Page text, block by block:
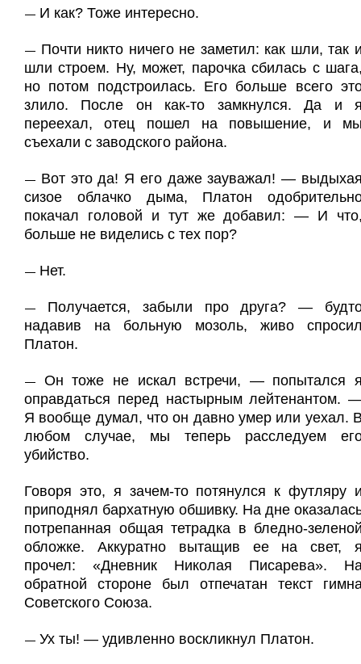
— И как? Тоже интересно.
— Почти никто ничего не заметил: как шли, так
шли строем. Ну, может, парочка сбилась с
но потом подстроилась. Его больше всего
злило. После он как-то замкнулся. Да и
переехал, отец пошел на повышение, и
съехали с заводского района.
— Вот это да! Я его даже зауважал! —
сизое облачко дыма, Платон
покачал головой и тут же добавил: — И
больше не виделись с тех пор?
— Нет.
— Получается, забыли про друга? —
надавив на больную мозоль, живо
Платон.
— Он тоже не искал встречи, — попытался
оправдаться перед настырным лейтенантом.
Я вообще думал, что он давно умер или уехал.
любом случае, мы теперь расследуем
убийство.
Говоря это, я зачем-то потянулся к футляру
приподнял бархатную обшивку. На дне
потрепанная общая тетрадка в бледно-
обложке. Аккуратно вытащив ее на свет,
прочел: «Дневник Николая Писарева».
обратной стороне был отпечатан текст
Советского Союза.
— Ух ты! — удивленно воскликнул Платон.